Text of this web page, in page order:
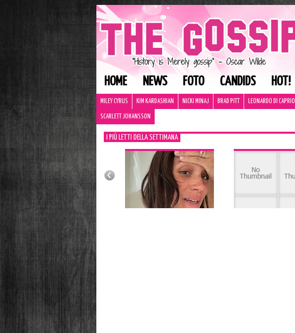
HOME NEWS FOTO CANDIDS HOT!
MILEY CYRUS KIM KARDASHIAN NICKI MINAJ BRAD PITT LEONARDO DI CAPRIO
SCARLETT JOHANSSON
I PIÙ LETTI DELLA SETTIMANA